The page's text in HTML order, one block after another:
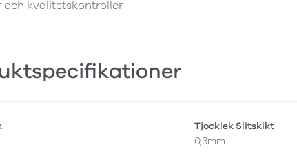
och kvalitetskontroller
Tjocklek Slitskikt
0,3mm